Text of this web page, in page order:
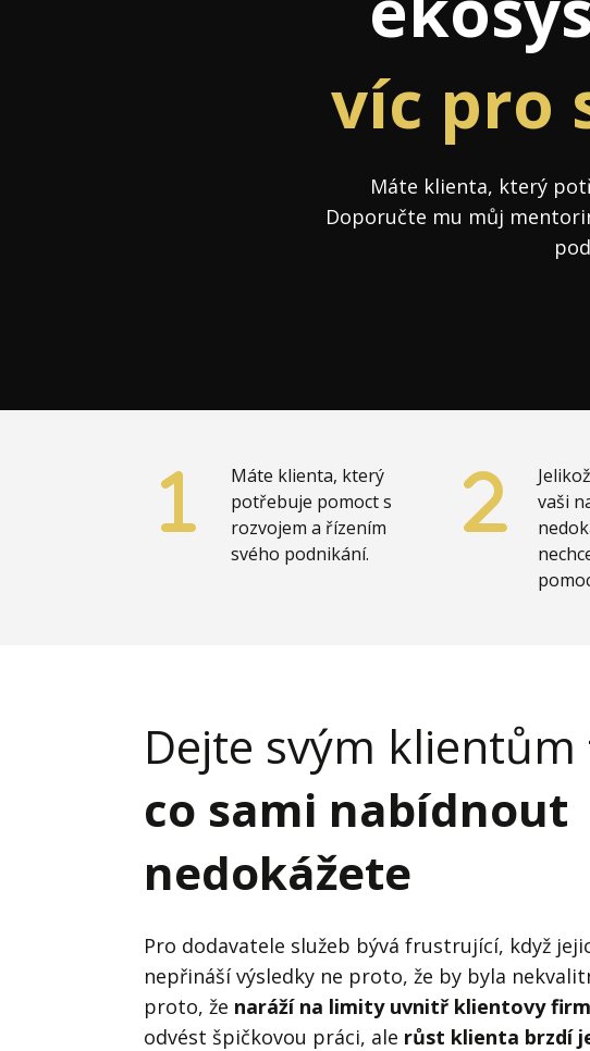
Konkurenceschopnost firmy
Prodej firmy
Projektové řízení
Předání firmy
Restrukturalizace
Řízení firmy
víc pro
Máte klienta, který
Doporučte mu můj
Máte klienta, který
potřebuje pomoct s
rozvojem a řízením
svého podnikání.
vaši
Dejte svým klientům
co sami nabídnout
nedokážete
Pro dodavatele služeb bývá frustrující, když
nepřináší výsledky ne proto, že by byla
proto, že naráží na limity uvnitř klientovy
odvést špičkovou práci, ale růst klienta brzdí